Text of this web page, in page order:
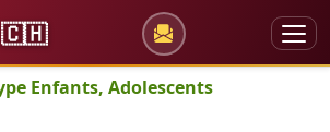
🇨🇭
Enfants, Adolescents